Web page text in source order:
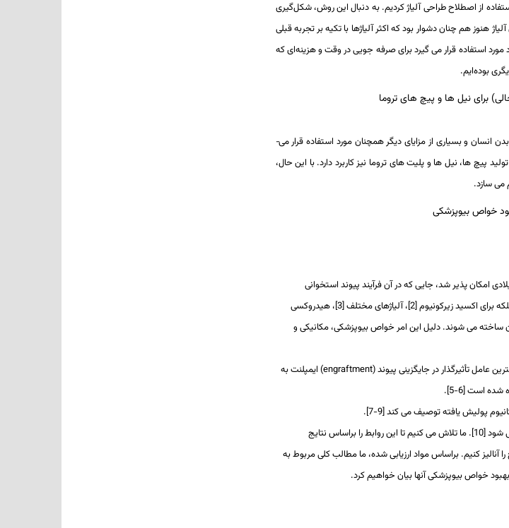
به استفاده از اصطلاح طراحی آلیاژ کردیم. به دنبال این روش، شکل‌گیری
حال، در آن روزها طراحی آلیاژ هنوز هم چنان دشوار بود که اکثر آلیاژها با تکیه بر تجربه قبلی
انفورماتیک مواد [3] معمولاً در هر زمینه از مواد مورد استفاده قرار می گیرد برای صرفه جویی در وقت و هزینه‌ای که
بوده‌ایم.
برای نیل ها و پیچ های تروما
استفاده از تیتانیوم برای کاربردهای پزشکی از دهه 1950 میلادی آغاز شد و با توجه به زیست سازگاری آن با بدن انسان و بسیاری از مزایای دیگر همچنان مورد استفاده قرار می­
پیچ­ ها­، نیل ­ها و پلیت­ های تروما نیز کاربرد دارد. با این حال،
می­ سازد.
خواص بیوپزشکی
با استفاده از ایمپلنت ­های تیتانیوم پس از تحقیقات پروفسور برنمارک در اوایل دهه 1960 میلادی امکان­ پذیر شد، جایی که در آن فرآیند پیوند استخوانی
برای اکسید زیرکونیوم[2] ، آلیاژهای مختلف[3] ، هیدروکسی
ساخته می­ شوند. دلیل این امر خواص بیوپزشکی، مکانیکی و
engraftment) ایمپلنت به
شده است[
5-6
].
پولیش یافته توصیف می­ کند [7-9
].
شود]
10
[. ما تلاش می­ کنیم تا این روابط را براساس نتایج
کنیم. براساس مواد ارزیابی شده، ما مطالب کلی مربوط به
خواص بیوپزشکی آن­ها بیان خواهیم کرد.